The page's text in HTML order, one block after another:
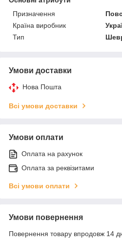
Призначення
Країна виробник
Тип
Умови доставки
Нова Пошта
Всі умови доставки
Умови оплати
Оплата на рахунок
Оплата за реквізитами
Всі умови оплати
Умови повернення
Повернення товару впродовж 14